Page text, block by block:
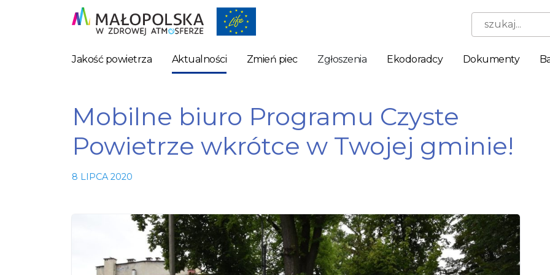
szukaj...
Jakość powietrza Aktualności Zmień piec Zgłoszenia Ekodoradcy Dokumenty
Mobilne biuro Programu Czyste
Powietrze wkrótce w Twojej gminie!
8 LIPCA 2020
Niezbędne
Te pliki
cookie nie
są
opcjonalne.
Są